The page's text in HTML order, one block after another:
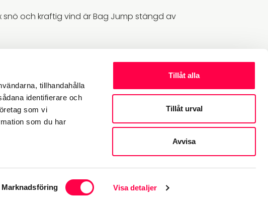
tillhandahålla
identifierare och
som vi
som du har
Marknadsföring Visa detaljer
Tillåt alla
Tillåt urval
Avvisa
snö och kraftig vind är Bag Jump stängd av
svängar. Byggd för att passa hela familjen.
som kan kittla skönt i magen.
där ni kan få hjälp att ta er parkåkning till nästa